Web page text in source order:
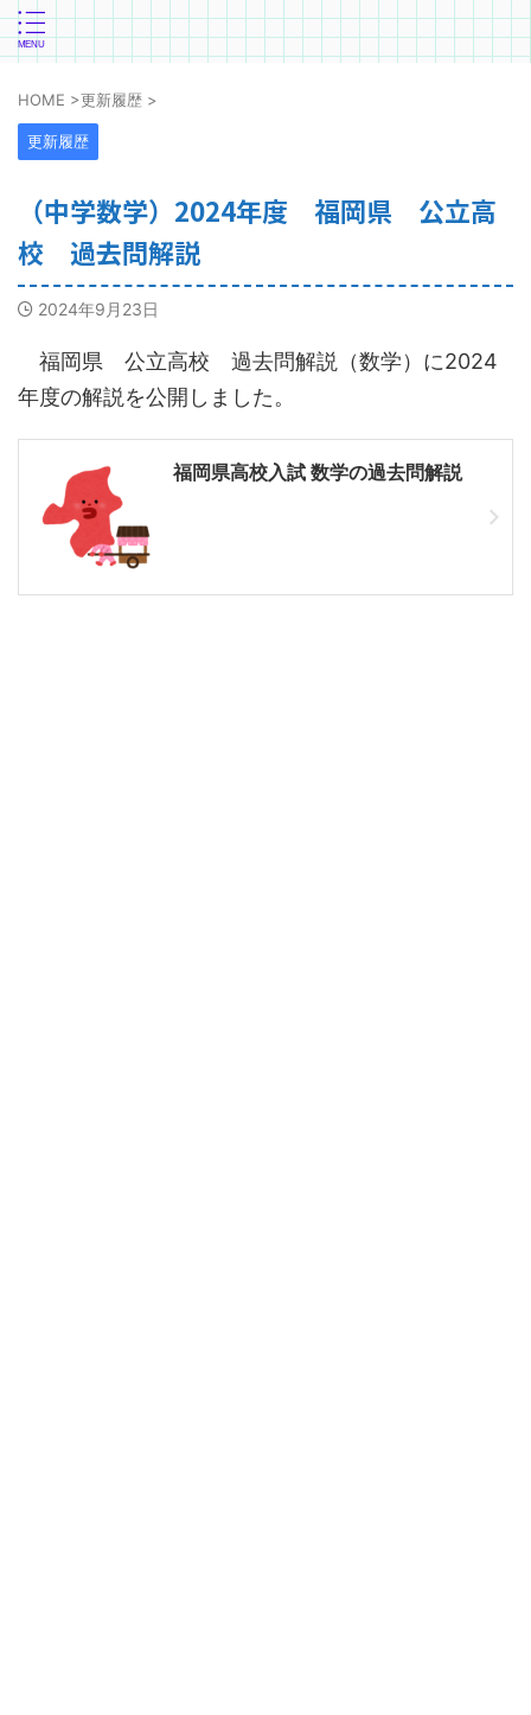
HOME >更新履歴 >
更新履歴
（中学数学）2024年度 福岡県 公立高
校 過去問解説
2024年9月23日
福岡県 公立高校 過去問解説（数学）に2024
年度の解説を公開しました。
福岡県高校入試 数学の過去問解説